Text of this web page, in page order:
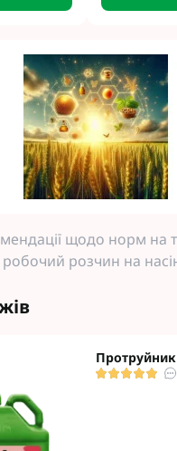
щодо норм на
розчин на